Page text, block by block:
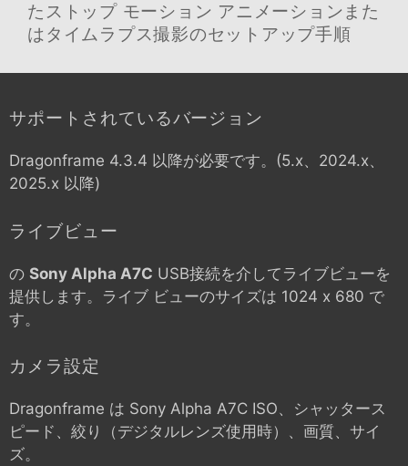
たストップ モーション アニメーションまた
はタイムラプス撮影のセットアップ手順
サポートされているバージョン
Dragonframe 4.3.4 以降が必要です。(5.x、2024.x、
2025.x 以降)
ライブビュー
の Sony Alpha A7C USB接続を介してライブビューを
提供します。ライブ ビューのサイズは 1024 x 680 で
す。
カメラ設定
Dragonframe は Sony Alpha A7C ISO、シャッタース
ピード、絞り（デジタルレンズ使用時）、画質、サイ
ズ。